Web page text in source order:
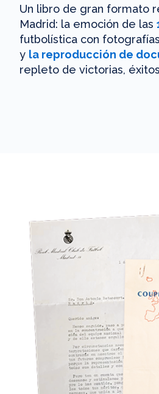
Un libro de gran formato
Madrid: la emoción de las
futbolística con
y la reproducción de
repleto de victorias,